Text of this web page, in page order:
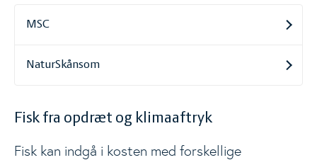
MSC
NaturSkånsom
Fisk fra opdræt og klimaaftryk
Fisk kan indgå i kosten med forskellige